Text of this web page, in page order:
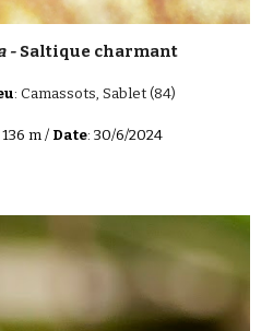
- Saltique charmant
:Camassots, Sablet (84)
136 m / Date: 30/6/2024